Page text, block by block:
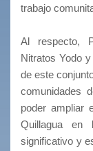
trabajo
Al respecto,
Nitratos Yodo
de este
comunidades
poder ampliar
Quillagua en
significativo y